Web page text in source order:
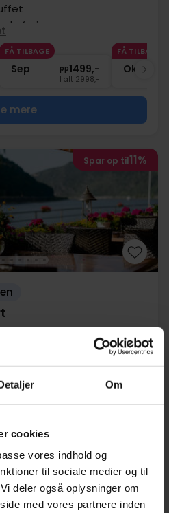
Om
cookies
vores indhold og
til sociale medier og til
deler også oplysninger om
med vores partnere inden
afrejse
FÅ TILBAGE
Sep pp1499,-
I alt 2998,-
FÅ TILBAGE
Okt
mere
Spar op til11%
afrejse
hotellet
Sep pp1199,-
I alt 2398,-
Okt